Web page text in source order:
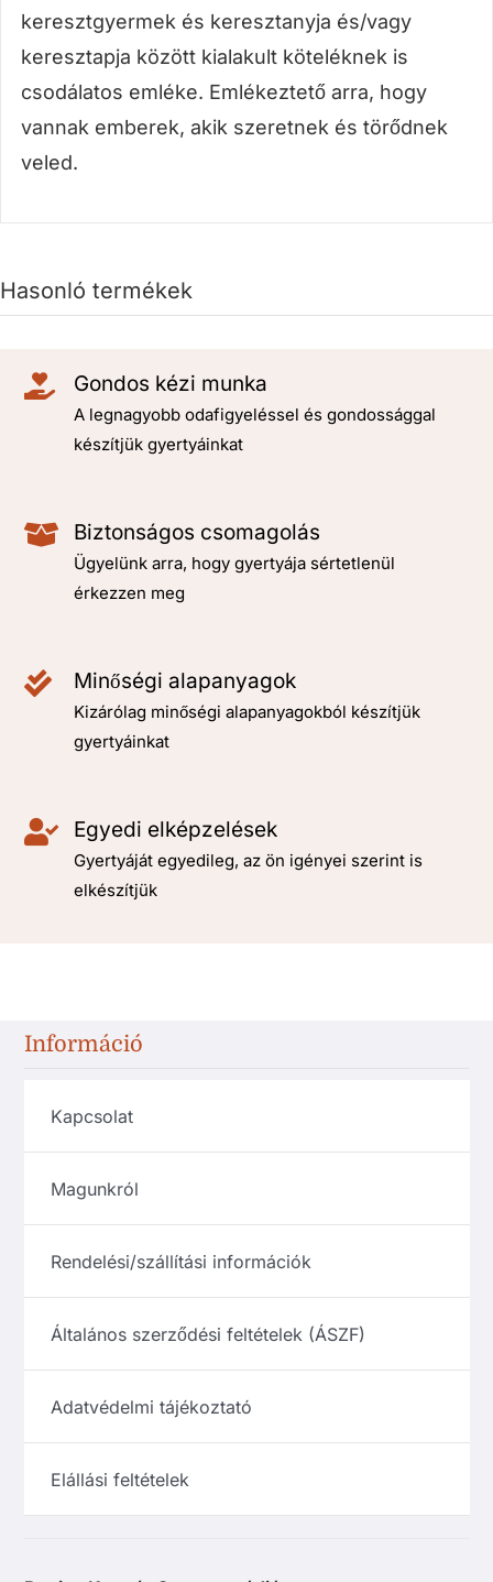
keresztgyermek és keresztanyja és/vagy
keresztapja között kialakult köteléknek is
csodálatos emléke. Emlékeztető arra, hogy
vannak emberek, akik szeretnek és törődnek
veled.
Hasonló termékek
Gondos kézi munka
A legnagyobb odafigyeléssel és gondossággal
készítjük gyertyáinkat
Biztonságos csomagolás
Ügyelünk arra, hogy gyertyája sértetlenül
érkezzen meg
Minőségi alapanyagok
Kizárólag minőségi alapanyagokból készítjük
gyertyáinkat
Egyedi elképzelések
Gyertyáját egyedileg, az ön igényei szerint is
elkészítjük
Információ
Kapcsolat
Magunkról
Rendelési/szállítási információk
Általános szerződési feltételek (ÁSZF)
Adatvédelmi tájékoztató
Elállási feltételek